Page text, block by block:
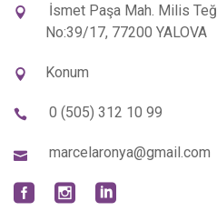
İsmet Paşa Mah. Milis
No:39/17, 77200 YALOVA
Konum
0 (505) 312 10 99
marcelaronya@gmail.com